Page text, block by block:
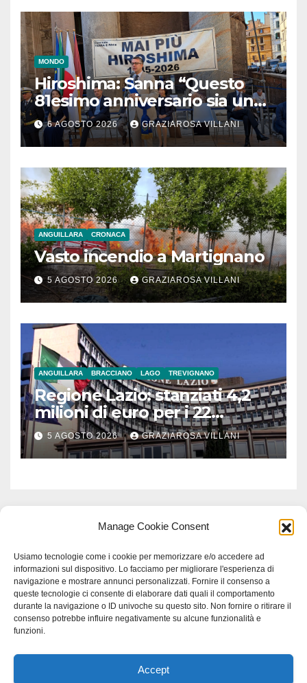
Manage Cookie Consent
Usiamo tecnologie come i cookie per memorizzare e/o accedere ad
informazioni sul dispositivo. Lo facciamo per migliorare l'esperienza di
navigazione e mostrare annunci personalizzati. Fornire il consenso a
queste tecnologie ci consente di elaborare dati quali il comportamento
durante la navigazione o ID univoche su questo sito. Non fornire o ritirare il
consenso potrebbe influire negativamente su alcune funzionalità e
funzioni.
Accept
MONDO
Hiroshima: Sanna “Questo
81esimo anniversario sia un
monito per tutti”
6 AGOSTO 2026 GRAZIAROSA VILLANI
ANGUILLARA CRONACA
Vasto incendio a Martignano
5 AGOSTO 2026 GRAZIAROSA VILLANI
ANGUILLARA BRACCIANO LAGO TREVIGNANO
Regione Lazio: stanziati 4,2
milioni di euro per i 22
Comuni dell’Etruria
Meridionale
5 AGOSTO 2026 GRAZIAROSA VILLANI
Proudly powered by WordPress|Tema: Newspaperex di